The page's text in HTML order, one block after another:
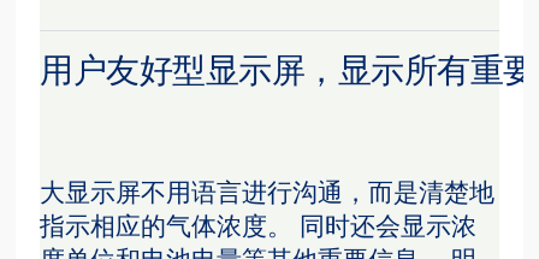
用户友好型显示屏，显示所有重
大显示屏不用语言进行沟通，而是清楚地
指示相应的气体浓度。 同时还会显示浓